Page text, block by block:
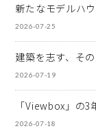
新たなモデルハ
2026-07-25
建築を志す、そ
2026-07-19
「Viewbox」の3
2026-07-18